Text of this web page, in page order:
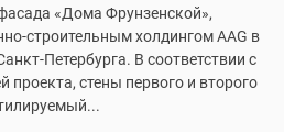
«Дома Фрунзенской»,
строительным холдингом AAG в
Петербурга. В соответствии с
проекта, стены первого и второго